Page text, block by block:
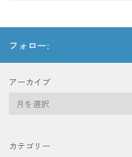
フォロー:
アーカイブ
イ
カテゴリー